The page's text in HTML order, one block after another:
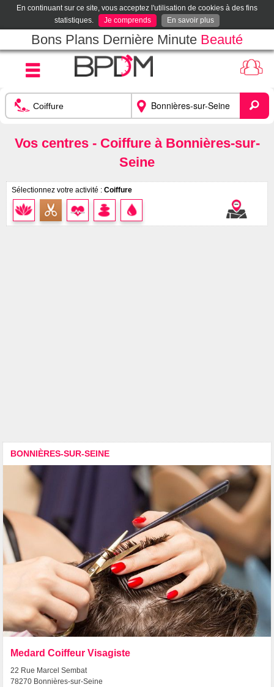
En continuant sur ce site, vous acceptez l'utilisation de cookies à des fins
statistiques.
Je comprends En savoir plus
Bons Plans Dernière Minute Beauté
Vos centres - Coiffure à Bonnières-sur-
Seine
Sélectionnez votre activité : Coiffure
BONNIÈRES-SUR-SEINE
Medard Coiffeur Visagiste
22 Rue Marcel Sembat
78270 Bonnières-sur-Seine